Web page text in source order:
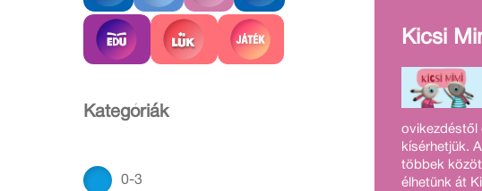
Kategóriák
0-3
Kicsi
ovikezdéstől
kísérhetjük.
többek
élhetünk át